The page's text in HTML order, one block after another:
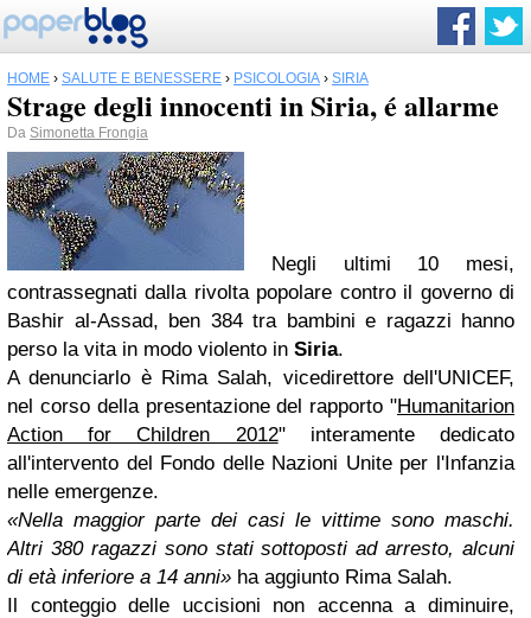
HOME › SALUTE E BENESSERE › PSICOLOGIA › SIRIA
Strage degli innocenti in Siria, é allarme
Da Simonetta Frongia
Negli ultimi 10 mesi,
contrassegnati dalla rivolta popolare contro il governo di
Bashir al-Assad, ben 384 tra bambini e ragazzi hanno
perso la vita in modo violento in Siria.
A denunciarlo è Rima Salah, vicedirettore dell'UNICEF,
nel corso della presentazione del rapporto "Humanitarion
Action for Children 2012" interamente dedicato
all'intervento del Fondo delle Nazioni Unite per l'Infanzia
nelle emergenze.
«Nella maggior parte dei casi le vittime sono maschi.
Altri 380 ragazzi sono stati sottoposti ad arresto, alcuni
di età inferiore a 14 anni» ha aggiunto Rima Salah.
Il conteggio delle uccisioni non accenna a diminuire,